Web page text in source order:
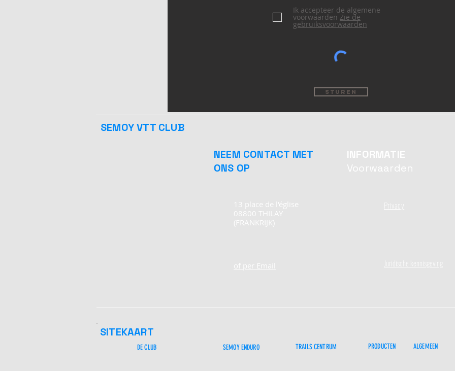
Ik accepteer de algemene
voorwaarden Zie de
gebruiksvoorwaarden
sturen
NEEM CONTACT MET
ONS OP
13 place de l'église
08800 THILAY
(FRANKRIJK)
of per Email
INFORMATIE
Voorwaarden
Privacy
Juridische kennisgeving
SEMOY VTT CLUB
SITEKAART
DE CLUB SEMOY ENDURO TRAILS CENTRUM PRODUCTEN ALGEMEEN